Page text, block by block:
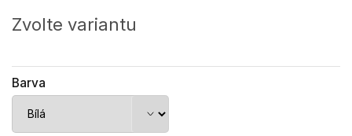
cena:
Zvolte variantu
Barva